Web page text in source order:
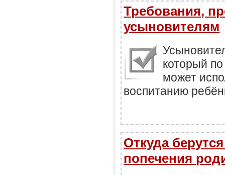
Требования,
усыновителям
который
может
воспитанию
Откуда
попечения